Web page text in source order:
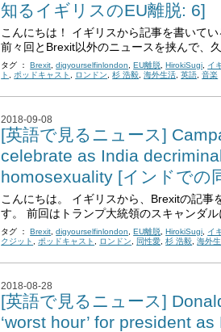
知るイギリスのEU離脱: 6]
こんにちは！ イギリスから記事を書いてい
前々回とBrexit以外のニュースを挟んで、
タグ ： Brexit,digyourselfinlondon, EU離脱, HirokiSugi, イ
ト ,ポッドキャスト , ロンドン,杉 浩毅,海外生活,英語,音楽
2018-09-08
[英語で見るニュース]
celebrate as India
homosexuality [インドでの
こんにちは。 イギリスから、Brexitの記事
す。 前回はトランプ大統領のスキャンダ
タグ ： Brexit,digyourselfinlondon, EU離脱, HirokiSugi, イ
クジット ,ポッドキャスト , ロンドン, 同性愛,杉 浩毅,海外
2018-08-28
[英語で見るニュース]
‘worst hour’ for president